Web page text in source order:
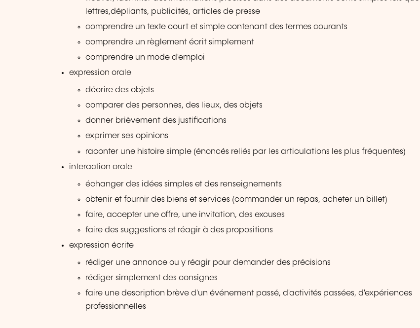
lettres,dépliants, publicités, articles de presse
comprendre un texte court et simple contenant des termes courants
comprendre un règlement écrit simplement
comprendre un mode d'emploi
expression orale
décrire des objets
comparer des personnes, des lieux, des objets
donner brièvement des justifications
exprimer ses opinions
raconter une histoire simple (énoncés reliés par les articulations les plus fréquentes)
interaction orale
échanger des idées simples et des renseignements
obtenir et fournir des biens et services (commander un repas, acheter un billet)
faire, accepter une offre, une invitation, des excuses
faire des suggestions et réagir à des propositions
expression écrite
rédiger une annonce ou y réagir pour demander des précisions
rédiger simplement des consignes
faire une description brève d'un événement passé, d'activités passées, d'expériences
professionnelles